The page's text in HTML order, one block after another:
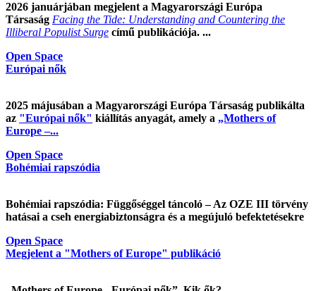
2026 januárjában megjelent a Magyarországi Európa
Társaság Facing the Tide: Understanding and Countering the
Illiberal Populist Surge című publikációja. ...
Open Space
Európai nők
2025 májusában a Magyarországi Európa Társaság publikálta
az "Európai nők" kiállítás anyagát, amely a „Mothers of
Europe –...
Open Space
Bohémiai rapszódia
Bohémiai rapszódia: Függőséggel táncoló – Az OZE III törvény
hatásai a cseh energiabiztonságra és a megújuló befektetésekre
Open Space
Megjelent a "Mothers of Europe" publikáció